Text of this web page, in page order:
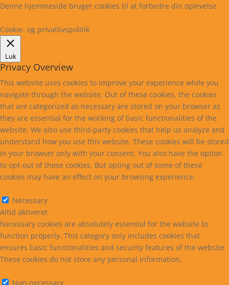
Denne hjemmeside bruger cookies til at forbedre din oplevelse.
Cookie- og privatlivspolitik
Luk
Privacy Overview
This website uses cookies to improve your experience while you
navigate through the website. Out of these cookies, the cookies
that are categorized as necessary are stored on your browser as
they are essential for the working of basic functionalities of the
website. We also use third-party cookies that help us analyze and
understand how you use this website. These cookies will be stored
in your browser only with your consent. You also have the option
to opt-out of these cookies. But opting out of some of these
cookies may have an effect on your browsing experience.
Necessary
Altid aktiveret
Necessary cookies are absolutely essential for the website to
function properly. This category only includes cookies that
ensures basic functionalities and security features of the website.
These cookies do not store any personal information.
Non-necessary